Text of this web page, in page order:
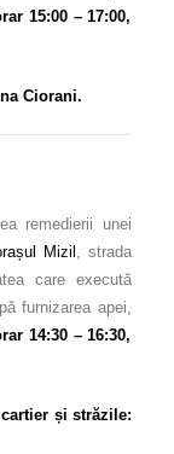
15:00 – 17:00,
Ciorani.
remedierii unei
Mizil , strada
care execută
furnizarea apei,
14:30 – 16:30,
și străzile: